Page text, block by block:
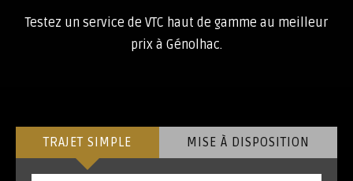
Testez un service de VTC haut de gamme au meilleur
prix à Génolhac.
TRAJET SIMPLE MISE À DISPOSITION